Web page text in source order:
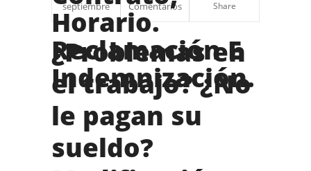
Horario.
Reclamación E
Indemnización.
septiembre Comentarios Share
¿Problemas en
el trabajo? ¿No
le pagan su
sueldo?